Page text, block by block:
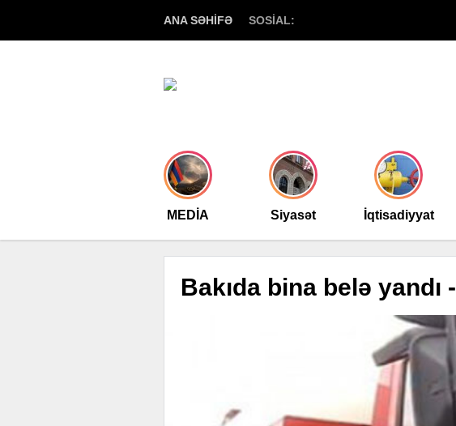
ANA SƏHİFƏ SOSİAL:
MEDİA Siyasət İqtisadiyyat
Bakıda bina belə yandı -